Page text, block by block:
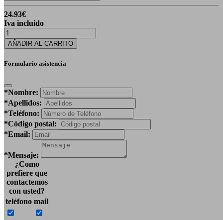
24.93€
Iva incluido
AÑADIR AL CARRITO
Formulario asistencia
*Nombre:
*Apellidos:
*Teléfono:
*Código postal:
*Email:
*Mensaje:
¿Como
prefiere que
contactemos
con usted?
teléfono mail